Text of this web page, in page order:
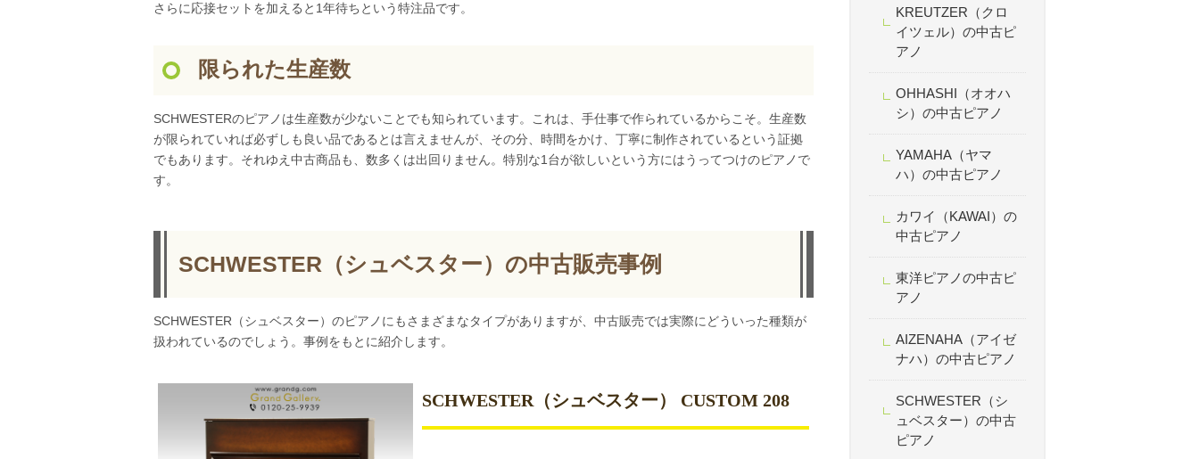
さらに応接セットを加えると1年待ちという特注品です。
限られた生産数
SCHWESTERのピアノは生産数が少ないことでも知られています。これは、手仕事で作られているからこそ。生産数
が限られていれば必ずしも良い品であるとは言えませんが、その分、時間をかけ、丁寧に制作されているという証拠
でもあります。それゆえ中古商品も、数多くは出回りません。特別な1台が欲しいという方にはうってつけのピアノで
す。
SCHWESTER（シュベスター）の中古販売事例
SCHWESTER（シュベスター）のピアノにもさまざまなタイプがありますが、中古販売では実際にどういった種類が
扱われているのでしょう。事例をもとに紹介します。
SCHWESTER（シュベスター） CUSTOM 208
KREUTZER（クロ
イツェル）の中古ピ
アノ
OHHASHI（オオハ
シ）の中古ピアノ
YAMAHA（ヤマ
ハ）の中古ピアノ
カワイ（KAWAI）の
中古ピアノ
東洋ピアノの中古ピ
アノ
AIZENAHA（アイゼ
ナハ）の中古ピアノ
SCHWESTER（シ
ュベスター）の中古
ピアノ